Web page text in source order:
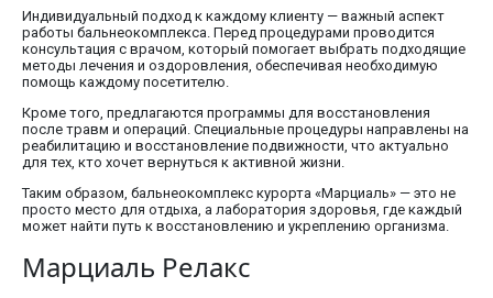
Индивидуальный подход к каждому клиенту — важный аспект
работы бальнеокомплекса. Перед процедурами проводится
консультация с врачом, который помогает выбрать подходящие
методы лечения и оздоровления, обеспечивая необходимую
помощь каждому посетителю.
Кроме того, предлагаются программы для восстановления
после травм и операций. Специальные процедуры направлены на
реабилитацию и восстановление подвижности, что актуально
для тех, кто хочет вернуться к активной жизни.
Таким образом, бальнеокомплекс курорта «Марциаль» — это не
просто место для отдыха, а лаборатория здоровья, где каждый
может найти путь к восстановлению и укреплению организма.
Марциаль Релакс